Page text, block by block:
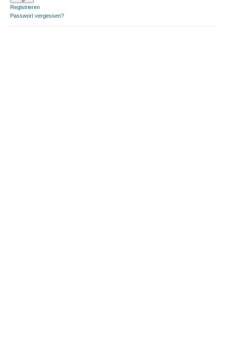
Registrieren
Passwort vergessen?